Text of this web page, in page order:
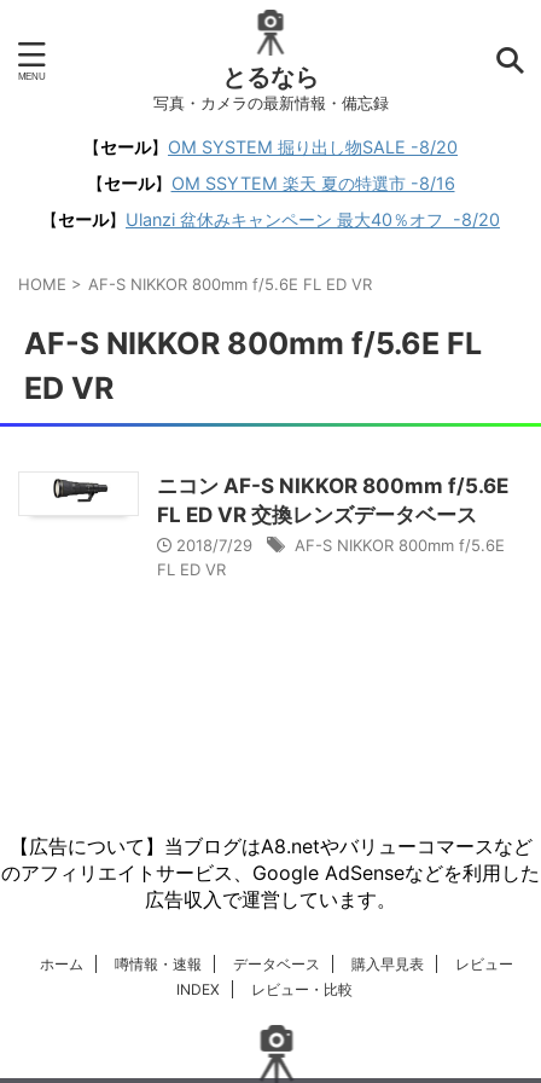
とるなら
写真・カメラの最新情報・備忘録
【セール】 OM SYSTEM 掘り出し物SALE -8/20
【セール】 OM SSYTEM 楽天 夏の特選市 -8/16
【セール】 Ulanzi 盆休みキャンペーン 最大40％オフ -8/20
HOME > AF-S NIKKOR 800mm f/5.6E FL ED VR
AF-S NIKKOR 800mm f/5.6E FL
ED VR
ニコン AF-S NIKKOR 800mm f/5.6E
FL ED VR 交換レンズデータベース
2018/7/29
AF-S NIKKOR 800mm f/5.6E
FL ED VR
【広告について】当ブログはA8.netやバリューコマースなど
のアフィリエイトサービス、Google AdSenseなどを利用した
広告収入で運営しています。
ホーム 噂情報・速報 データベース 購入早見表
レビュー
INDEX
レビュー・比較